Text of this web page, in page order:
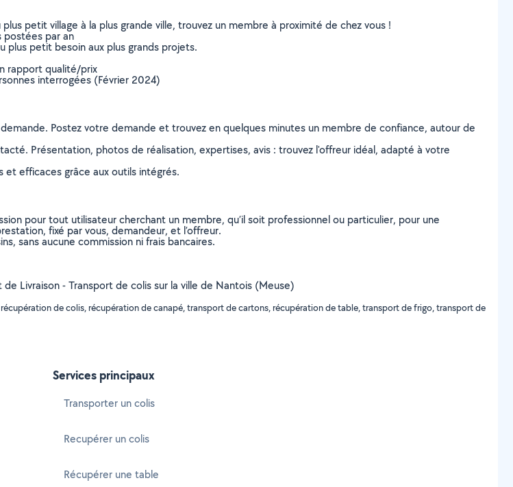
petit village à la plus grande ville, trouvez un membre à proximité de chez vous !
postées par an
plus petit besoin aux plus grands projets.
rapport qualité/prix
interrogées (Février 2024)
Postez votre demande et trouvez en quelques minutes un membre de confiance, autour de
Présentation, photos de réalisation, expertises, avis : trouvez l'offreur idéal, adapté à votre
et efficaces grâce aux outils intégrés.
pour tout utilisateur cherchant un membre, qu’il soit professionnel ou particulier, pour une
fixé par vous, demandeur, et l’offreur.
sans aucune commission ni frais bancaires.
Livraison - Transport de colis sur la ville de Nantois (Meuse)
de colis, récupération de canapé, transport de cartons, récupération de table, transport de frigo, transport de
Services principaux
Transporter un colis
Recupérer un colis
Récupérer une table